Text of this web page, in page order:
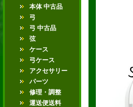
本体 中古品
弓
弓 中古品
弦
ケース
弓ケース
アクセサリー
パーツ
修理・調整
運送便送料